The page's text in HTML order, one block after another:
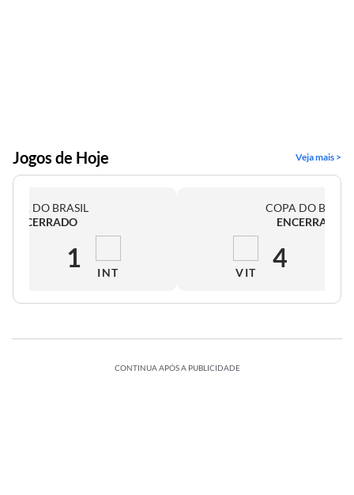
Jogos de Hoje Veja mais >
DO BRASIL
ENCERRADO
1 INT
COPA DO
ENCERRADO
VIT 4
CONTINUA APÓS A PUBLICIDADE